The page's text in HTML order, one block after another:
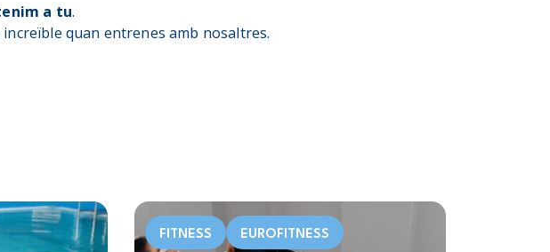
a tu.
quan entrenes amb nosaltres.
FITNESS EUROFITNESS